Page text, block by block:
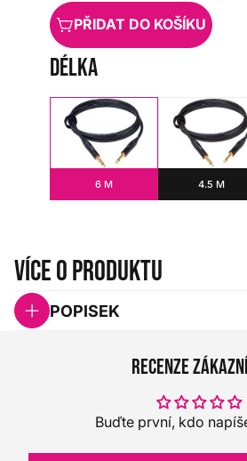
PŘIDAT DO KOŠÍKU
délka
6 M 4.5 M
Více o produktu
POPISEK
Recenze
Buďte první, kdo